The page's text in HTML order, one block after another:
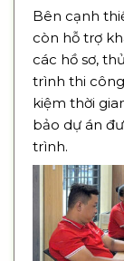
Bên cạnh
còn hỗ trợ
các hồ sơ,
trình thi
kiệm thời
bảo dự án
trình.